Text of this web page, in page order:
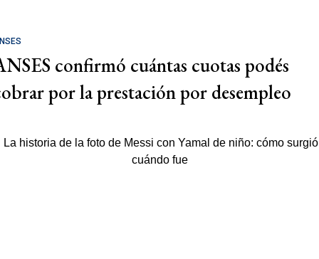
confirmó cuántas cuotas podés
por la prestación por desempleo